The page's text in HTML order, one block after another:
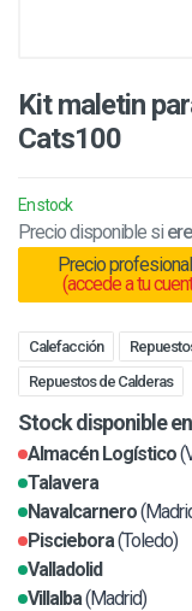
Kit maletin
Cats100
En stock
Precio disponible si
Precio
(accede a tu
Calefacción
Repuestos de Calderas
Stock disponible
Almacén Logístico
Talavera
Navalcarnero
Pisciebora(Toledo)
Valladolid
Villalba(Madrid)